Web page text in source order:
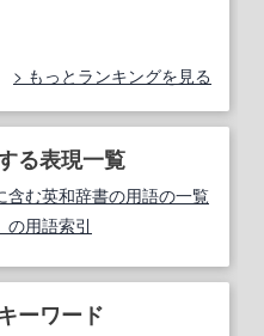
もっとランキングを見る
る表現一覧
含む英和辞書の用語の一覧
用語索引
ーワード